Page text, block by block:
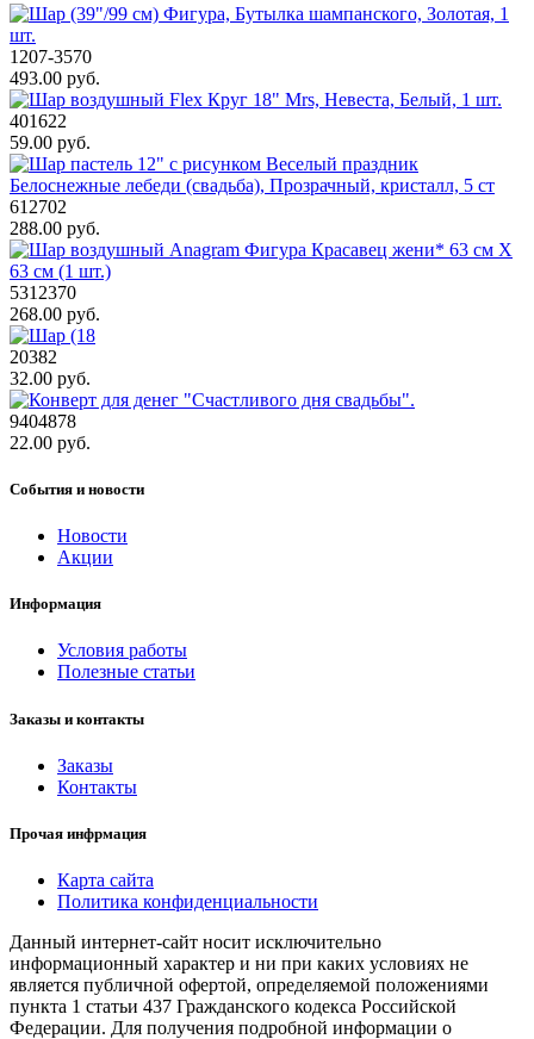
1207-3570
493.00 руб.
401622
59.00 руб.
612702
288.00 руб.
5312370
268.00 руб.
20382
32.00 руб.
9404878
22.00 руб.
События и новости
Новости
Акции
Информация
Условия работы
Полезные статьи
Заказы и контакты
Заказы
Контакты
Прочая инфрмация
Карта сайта
Политика конфиденциальности
Данный интернет-сайт носит исключительно
информационный характер и ни при каких условиях не
является публичной офертой, определяемой положениями
пункта 1 статьи 437 Гражданского кодекса Российской
Федерации. Для получения подробной информации о